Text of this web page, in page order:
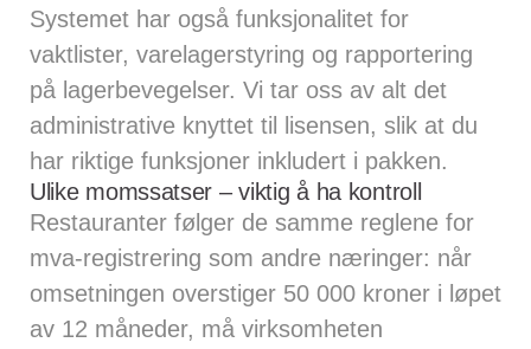
Systemet har også funksjonalitet for
vaktlister, varelagerstyring og rapportering
på lagerbevegelser. Vi tar oss av alt det
administrative knyttet til lisensen, slik at du
har riktige funksjoner inkludert i pakken.
Ulike momssatser – viktig å ha kontroll
Restauranter følger de samme reglene for
mva-registrering som andre næringer: når
omsetningen overstiger 50 000 kroner i løpet
av 12 måneder, må virksomheten